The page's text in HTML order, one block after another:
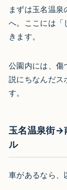
まずは玉名温
へ。ここには「
きます。
公園内には、傷
説にちなんだス
す。
玉名温泉街→
ル
車があるなら、